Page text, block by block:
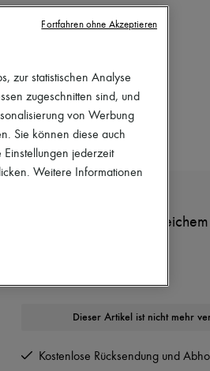
Mules Pebble 45 aus
Dieser Artikel ist nicht mehr
Kostenlose Rücksendung und
zur statistischen Analyse
zugeschnitten sind, und
von Werbung
Sie können diese auch
jederzeit
Weitere Informationen
Fortfahren ohne Akzeptieren